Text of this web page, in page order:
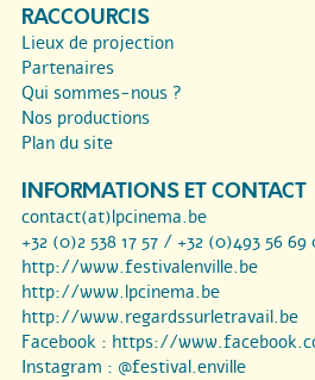
RACCOURCIS
Lieux de projection
Partenaires
Qui sommes-nous ?
Nos productions
Plan du site
INFORMATIONS ET CONTACT
contact(at)lpcinema.be
+32 (0)2 538 17 57 / +32 (0)493 56 69
http://www.festivalenville.be
http://www.lpcinema.be
http://www.regardssurletravail.be
Facebook : https://
Instagram : @festival.enville